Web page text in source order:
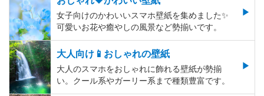
女子向けのかわいいスマホ壁紙を集めました✨
可愛いお花や癒やしの風景など勢揃いです。
大人向け📱おしゃれの壁紙
大人のスマホをおしゃれに飾れる壁紙が勢揃
い。クール系やガーリー系まで種類豊富です。